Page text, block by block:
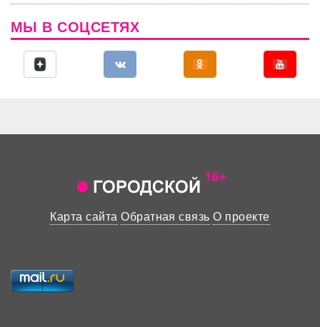
МЫ В СОЦСЕТЯХ
Карта сайта Обратная связь О проекте